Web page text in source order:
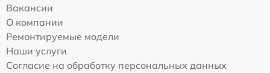
Вакансии
О компании
Ремонтируемые модели
Наши услуги
Согласие на обработку персональных данных